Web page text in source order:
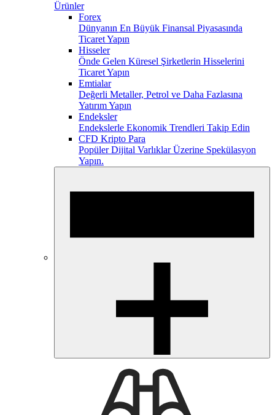
Ürünler
Forex
Dünyanın En Büyük Finansal Piyasasında
Ticaret Yapın
Hisseler
Önde Gelen Küresel Şirketlerin Hisselerini
Ticaret Yapın
Emtialar
Değerli Metaller, Petrol ve Daha Fazlasına
Yatırım Yapın
Endeksler
Endekslerle Ekonomik Trendleri Takip Edin
CFD Kripto Para
Popüler Dijital Varlıklar Üzerine Spekülasyon
Yapın.